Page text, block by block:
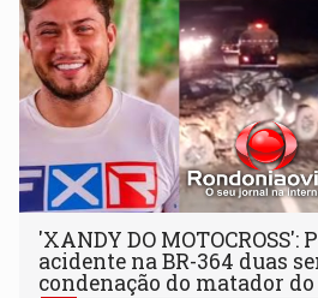
'XANDY DO MOTOCROSS':
acidente na BR-364 duas
condenação do matador